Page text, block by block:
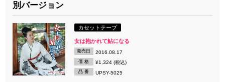
別バージョン
カセットテープ
女は抱かれて鮎になる
発売日 2016.08.17
価 格 ¥1,324 (税込)
品 番 UPSY-5025